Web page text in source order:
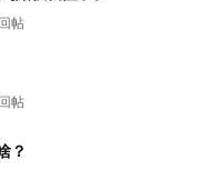
帖
帖
？